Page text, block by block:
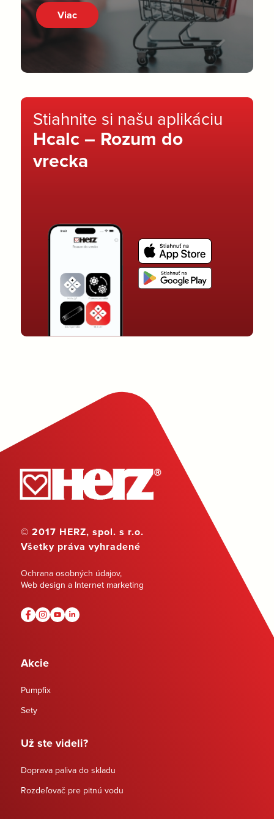
Viac
Stiahnite si našu aplikáciu
Hcalc – Rozum do
vrecka
© 2017 HERZ, spol. s r.o.
Všetky práva vyhradené
Ochrana osobných údajov,
Web design a Internet marketing
Akcie
Pumpfix
Sety
Už ste videli?
Doprava paliva do skladu
Rozdeľovač pre pitnú vodu